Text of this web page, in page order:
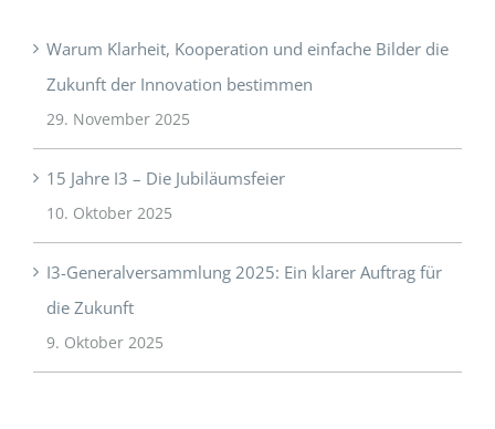
Warum Klarheit, Kooperation und einfache Bilder die
Zukunft der Innovation bestimmen
29. November 2025
15 Jahre I3 – Die Jubiläumsfeier
10. Oktober 2025
I3-Generalversammlung 2025: Ein klarer Auftrag für
die Zukunft
9. Oktober 2025